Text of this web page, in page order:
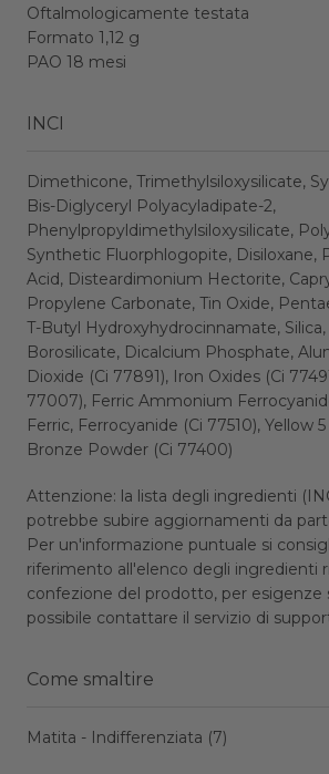
Oftalmologicamente testata
Formato 1,12 g
PAO 18 mesi
INCI
Dimethicone, Trimethylsiloxysilicate,
Bis-Diglyceryl Polyacyladipate-2,
Phenylpropyldimethylsiloxysilicate,
Synthetic Fluorphlogopite, Disiloxane,
Acid, Disteardimonium Hectorite,
Propylene Carbonate, Tin Oxide,
T-Butyl Hydroxyhydrocinnamate,
Borosilicate, Dicalcium Phosphate,
Dioxide (Ci 77891), Iron Oxides (Ci
77007), Ferric Ammonium
Ferric, Ferrocyanide (Ci 77510), Yellow
Bronze Powder (Ci 77400)
Attenzione: la lista degli ingredienti
potrebbe subire aggiornamenti da
Per un'informazione puntuale si
riferimento all'elenco degli ingredienti
confezione del prodotto, per esigenze
possibile contattare il servizio di
Come smaltire
Matita - Indifferenziata (7)